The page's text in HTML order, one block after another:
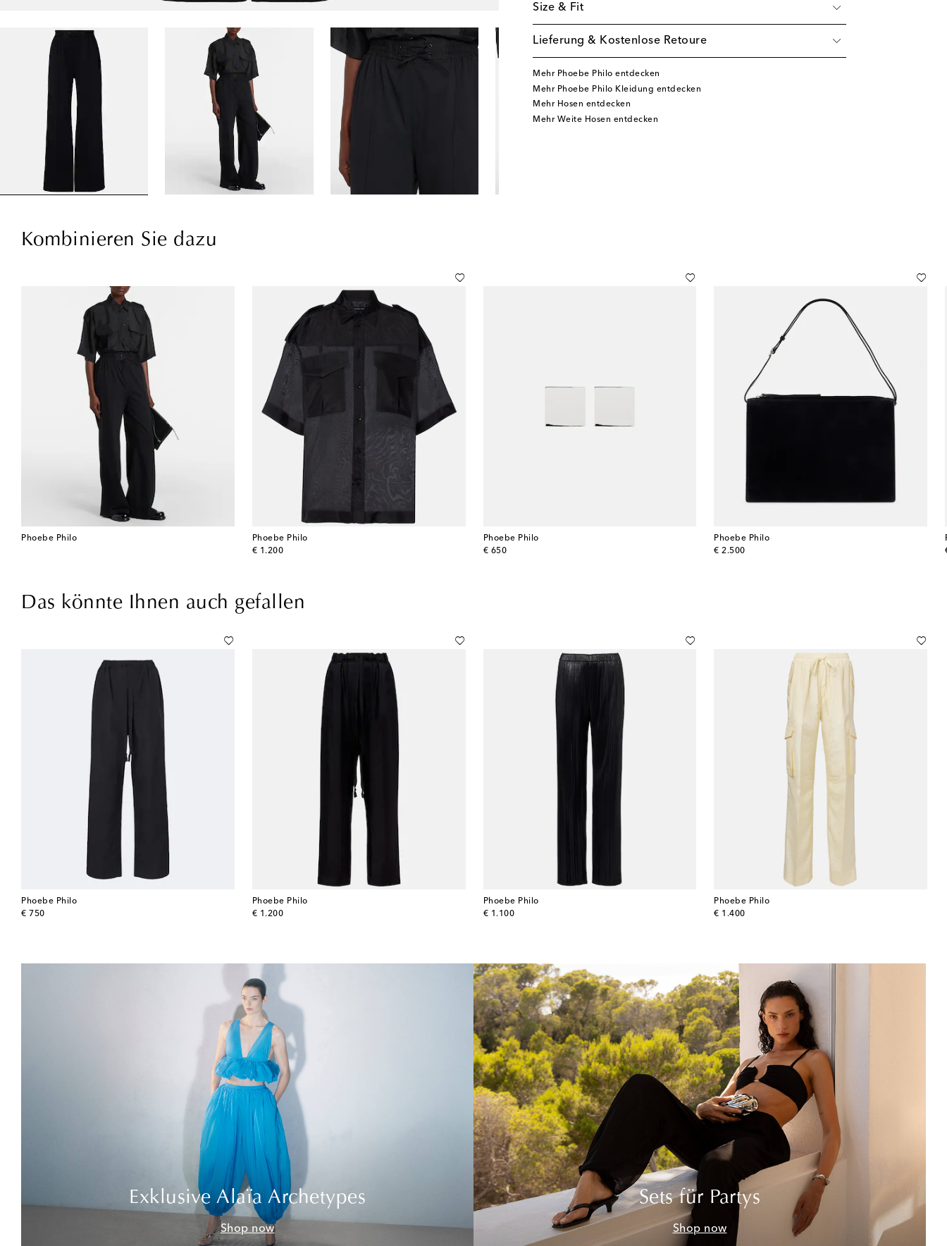
Size & Fit
Lieferung & Kostenlose Retoure
Mehr Phoebe Philo entdecken
Mehr Phoebe Philo Kleidung entdecken
Mehr Hosen entdecken
Mehr Weite Hosen entdecken
Kombinieren Sie dazu
Phoebe Philo
Phoebe Philo
€ 1.200
original price
Phoebe Philo
€ 650
original price
Phoebe Philo
€ 2.500
original price
Das könnte Ihnen auch gefallen
Phoebe Philo
€ 750
original price
Phoebe Philo
€ 1.200
original price
Phoebe Philo
€ 1.100
original price
Phoebe Philo
€ 1.400
original price
Exklusive Alaïa Archetypes
Shop now
Sets für Partys
Shop now